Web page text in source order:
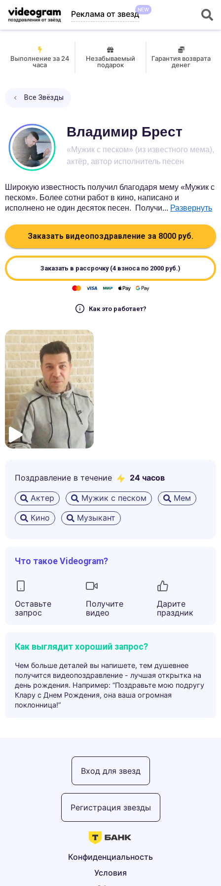
Реклама от звездNEW
Выполнение за 24
часа
Незабываемый
подарок
Гарантия возврата
денег
Все Звёзды
Владимир Брест
«Мужик с песком» (из известного мема),
актёр, автор исполнитель песен
Широкую известность получил благодаря мему «Мужик с
песком». Более сотни работ в кино, написано и
исполнено не один десяток песен. Получи... Развернуть
Заказать видеопоздравление за 8000 руб.
Заказать в рассрочку (4 взноса по 2000 руб.)
Как это работает?
Поздравление в течение 24 часов
Актер Мужик с песком
Мем
Кино
Музыкант
Что такое Videogram?
Оставьте
запрос
Получите
видео
Дарите
праздник
Как выглядит хороший запрос?
Чем больше деталей вы напишете, тем душевнее
получится видеопоздравление - лучшая открытка на
день рождения. Например: “Поздравьте мою подругу
Клару с Днем Рождения, она ваша огромная
поклонница!”
Условия
Конфиденциальность
Регистрация звезды
Вход для звезд